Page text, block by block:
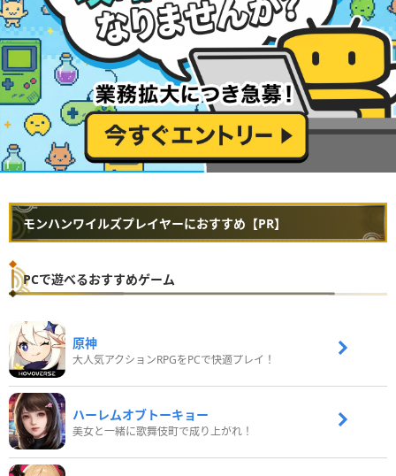
モンハンワイルズプレイヤーにおすすめ【PR】
PCで遊べるおすすめゲーム
原神
大人気アクションRPGをPCで快適プレイ！
ハーレムオブトーキョー
美女と一緒に歌舞伎町で成り上がれ！